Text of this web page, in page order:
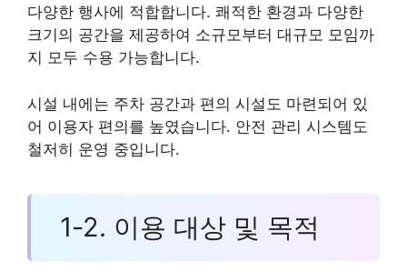
다양한 행사에 적합합니다. 쾌적한 환경과 다양한
크기의 공간을 제공하여 소규모부터 대규모 모임까
지 모두 수용 가능합니다.
시설 내에는 주차 공간과 편의 시설도 마련되어 있
어 이용자 편의를 높였습니다. 안전 관리 시스템도
철저히 운영 중입니다.
1-2. 이용 대상 및 목적